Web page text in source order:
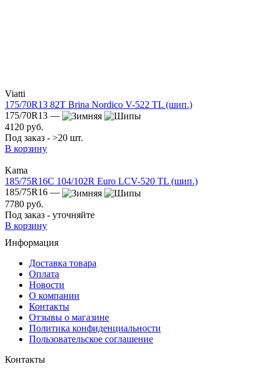
Viatti
175/70R13 82T Brina Nordico V-522 TL (шип.)
175/70R13 —
4120 руб.
Под заказ - >20 шт.
В корзину
Kama
185/75R16C 104/102R Euro LCV-520 TL (шип.)
185/75R16 —
7780 руб.
Под заказ - уточняйте
В корзину
Информация
Доставка товара
Оплата
Новости
О компании
Контакты
Отзывы о магазине
Политика конфиденциальности
Пользовательское соглашение
Контакты